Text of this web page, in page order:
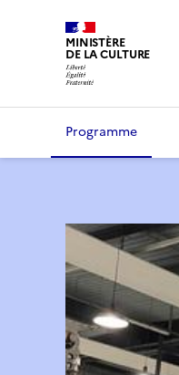
MINISTÈRE
DE LA CULTURE
Programme